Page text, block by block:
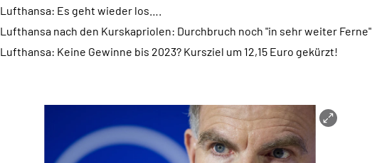
Lufthansa: Es geht wieder los….
Lufthansa nach den Kurskapriolen: Durchbruch noch "in sehr weiter Ferne"
Lufthansa: Keine Gewinne bis 2023? Kursziel um 12,15 Euro gekürzt!